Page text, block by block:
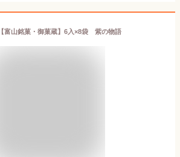
【富山銘菓・御菓蔵】6入×8袋 紫の物語